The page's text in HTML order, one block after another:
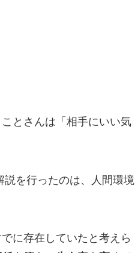
とさんは「相手にいい気
説を行ったのは、人間環境
に存在していたと考えら